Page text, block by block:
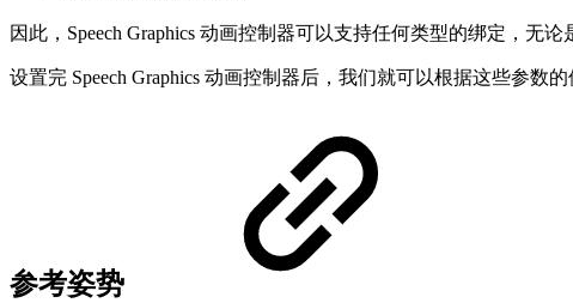
因此，Speech Graphics 动画控制器可以支持任何类型的绑定，无
设置完 Speech Graphics 动画控制器后，我们就可以根据这些参数
参考姿势